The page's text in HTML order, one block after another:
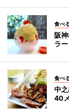
食べ
阪
ラ
食べ
中
40